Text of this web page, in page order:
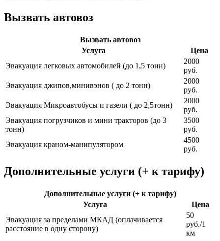
Вызвать автовоз
Вызвать автовоз
Услуга
Цена
Эвакуация легковых автомобилей (до 1,5 тонн)
2000
руб.
Эвакуация джипов,минивэнов ( до 2 тонн)
2000
руб.
Эвакуация Микроавтобусы и газели ( до 2,5тонн)
2000
руб.
Эвакуация погрузчиков и мини тракторов (до 3
тонн)
3500
руб.
Эвакуация краном-манипулятором
4500
руб.
Дополнительные услуги (+ к тарифу)
Дополнительные услуги (+ к тарифу)
Услуга
Цена
Эвакуация за пределами МКАД (оплачивается
расстояние в одну сторону)
50
руб./1
км